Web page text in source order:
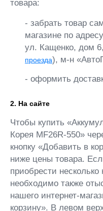
товара:
- забрать товар
магазине по
ул. Кащенко, дом
проезда), м-н
- оформить
2. На сайте
Чтобы купить
Корея MF26R-550»
кнопку «Добавить в
ниже цены товара.
приобрести
необходимо также
нашего интернет-
корзину». В левом